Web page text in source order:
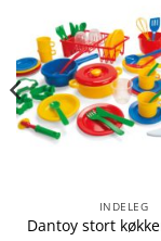
INDELEG